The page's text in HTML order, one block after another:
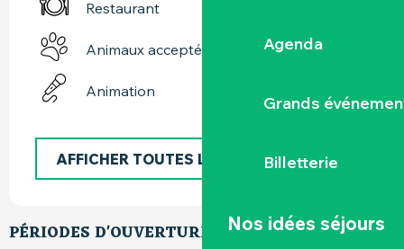
Agenda
Grands
Billetterie
Nos idées séjours
Restaurant
Animaux acceptés
Animation
AFFICHER TOUTES LES PRESTATIONS
PÉRIODES D'OUVERTURE